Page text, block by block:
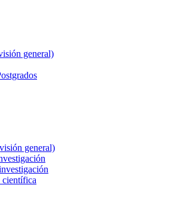
general)
general)
científica